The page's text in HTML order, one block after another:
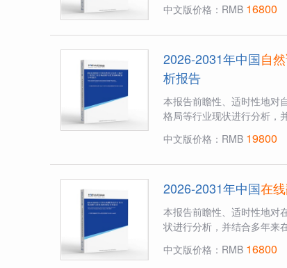
中文版价格：RMB 16800
2026-2031年中国自
析报告
本报告前瞻性、适时性地对
格局等行业现状进行分析，
中文版价格：RMB 19800
2026-2031年中国在
本报告前瞻性、适时性地对
状进行分析，并结合多年来
中文版价格：RMB 16800